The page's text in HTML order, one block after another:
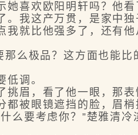
欢欧阳明轩吗？他看
我这产万贯，是家中
我就比他强多了，还
极品？这方面也能比
调。
眉，看了他一眼，那表
被眼镜遮挡的脸，眉梢
要考虑你？”楚雅清冷